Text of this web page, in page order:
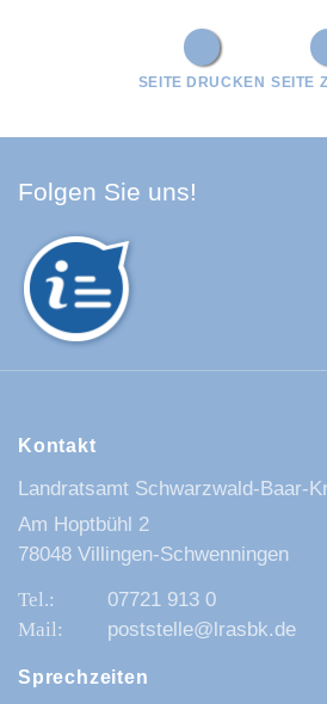
SEITE
SEITE DRUCKEN
Folgen Sie uns!
Kontakt
Landratsamt Schwarzwald-Baar-
Am Hoptbühl 2
78048 Villingen-Schwenningen
07721 913 0
poststelle@lrasbk.de
Sprechzeiten